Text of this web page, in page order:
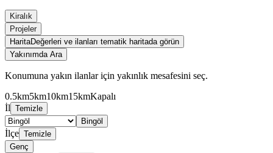
Kiralık
Projeler
HaritaDeğerleri ve ilanları tematik haritada görün
Yakınımda Ara
Konumuna yakın ilanlar için yakınlık mesafesini seç.
0.5km5km10km15kmKapalı
İl Temizle
Bingöl
İlçe Temizle
Genç